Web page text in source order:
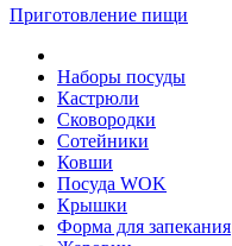
Приготовление пищи
Наборы посуды
Кастрюли
Сковородки
Сотейники
Ковши
Посуда WOK
Крышки
Форма для запекания